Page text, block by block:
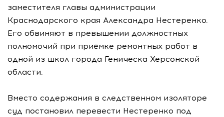
заместителя главы администрации
Краснодарского края Александра Нестеренко.
Его обвиняют в превышении должностных
полномочий при приёмке ремонтных работ в
одной из школ города Геническа Херсонской
области.
Вместо содержания в следственном изоляторе
суд постановил перевести Нестеренко под